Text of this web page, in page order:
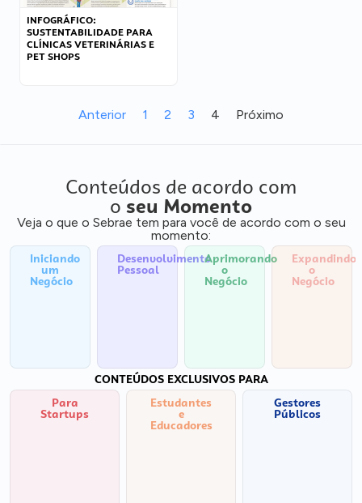
INFOGRÁFICO:
SUSTENTABILIDADE PARA
CLÍNICAS VETERINÁRIAS E
PET SHOPS
Anterior 1 2 3 4 Próximo
Conteúdos de acordo com
o seu Momento
Veja o que o Sebrae tem para você de acordo com o seu
momento:
Iniciando
um
Negócio
Desenvolvimento
Pessoal
Aprimorando
o
Negócio
Expandindo
o
Negócio
CONTEÚDOS EXCLUSIVOS PARA
Para
Startups
Estudantes
e
Educadores
Gestores
Públicos